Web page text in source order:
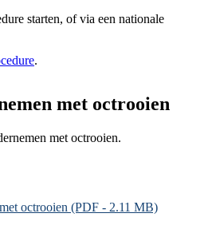
starten, of via een nationale
.
met octrooien
met octrooien.
octrooien (PDF - 2.11 MB)